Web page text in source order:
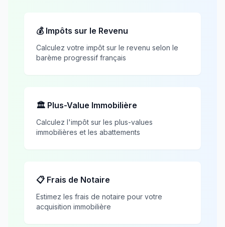
💰 Impôts sur le Revenu
Calculez votre impôt sur le revenu selon le
barème progressif français
🏛️ Plus-Value Immobilière
Calculez l'impôt sur les plus-values
immobilières et les abattements
📋 Frais de Notaire
Estimez les frais de notaire pour votre
acquisition immobilière